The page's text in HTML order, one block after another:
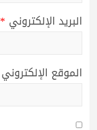
البريد الإلكتروني *
الموقع الإلكتروني